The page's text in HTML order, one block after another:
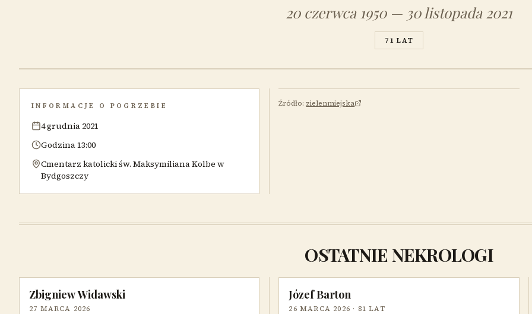
20 czerwca 1950 — 30 listopada 2021
71 LAT
INFORMACJE O POGRZEBIE
4 grudnia 2021
Godzina 13:00
Cmentarz katolicki św. Maksymiliana Kolbe w
Bydgoszczy
Źródło: zielenmiejska
OSTATNIE NEKROLOGI
Zbigniew Widawski
27 MARCA 2026
Józef Barton
26 MARCA 2026 · 81 LAT